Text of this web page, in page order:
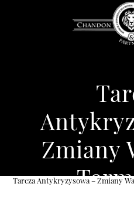
Zmiany
Tarcza Antykryzysowa – Zmiany